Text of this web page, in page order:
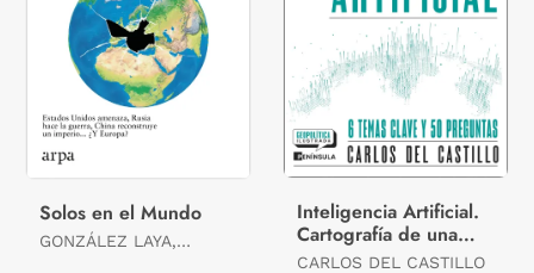
Solos en el Mundo
GONZÁLEZ LAYA,
Inteligencia Artificial.
Cartografía de una
Revolución
CARLOS DEL CASTILLO